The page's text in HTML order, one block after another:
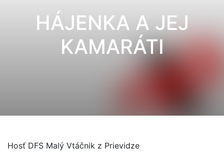
HÁJENKA A JEJ
KAMARÁTI
Hosť DFS Malý Vtáčnik z Prievidze